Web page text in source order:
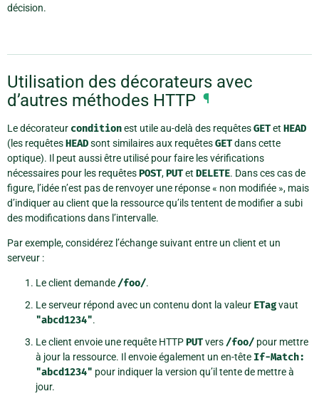
décision.
Utilisation des décorateurs avec
d’autres méthodes HTTP ¶
Le décorateur conditionest utile au-delà des requêtesGETet HEAD
(les requêtesHEADsont similaires aux requêtesGETdans cette
optique). Il peut aussi être utilisé pour faire les vérifications
nécessaires pour les requêtesPOST,PUTet DELETE. Dans ces cas de
figure, l’idée n’est pas de renvoyer une réponse « non modifiée », mais
d’indiquer au client que la ressource qu’ils tentent de modifier a subi
des modifications dans l’intervalle.
Par exemple, considérez l’échange suivant entre un client et un
serveur :
Le client demande /foo/.
Le serveur répond avec un contenu dont la valeur ETagvaut
"abcd1234".
Le client envoie une requête HTTPPUTvers /foo/ pour mettre
à jour la ressource. Il envoie également un en-tête If-Match:
"abcd1234" pour indiquer la version qu’il tente de mettre à
jour.